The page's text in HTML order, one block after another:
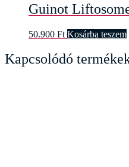
Guinot
50.900 Ft Kosárba teszem
Kapcsolódó